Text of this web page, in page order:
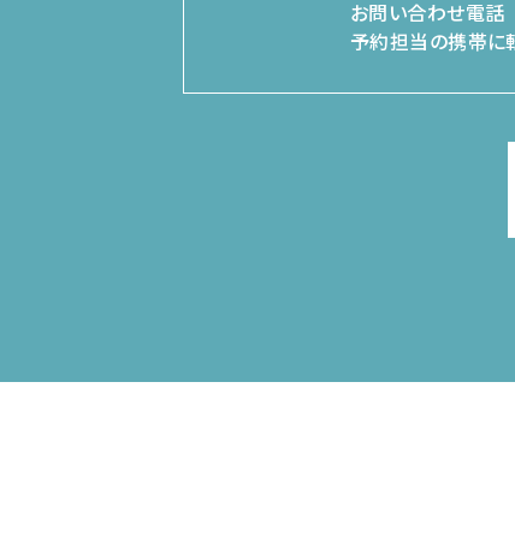
お問い合わせ電話
予約担当の携帯に